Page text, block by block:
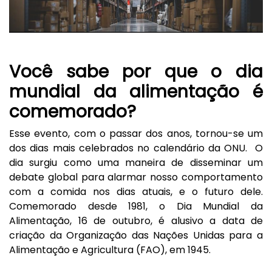
Você sabe por que o dia
mundial da alimentação é
comemorado?
Esse evento, com o passar dos anos, tornou-se um
dos dias mais celebrados no calendário da ONU. O
dia surgiu como uma maneira de disseminar um
debate global para alarmar nosso comportamento
com a comida nos dias atuais, e o futuro dele.
Comemorado desde 1981, o Dia Mundial da
Alimentação, 16 de outubro, é alusivo a data de
criação da Organização das Nações Unidas para a
Alimentação e Agricultura (FAO), em 1945.